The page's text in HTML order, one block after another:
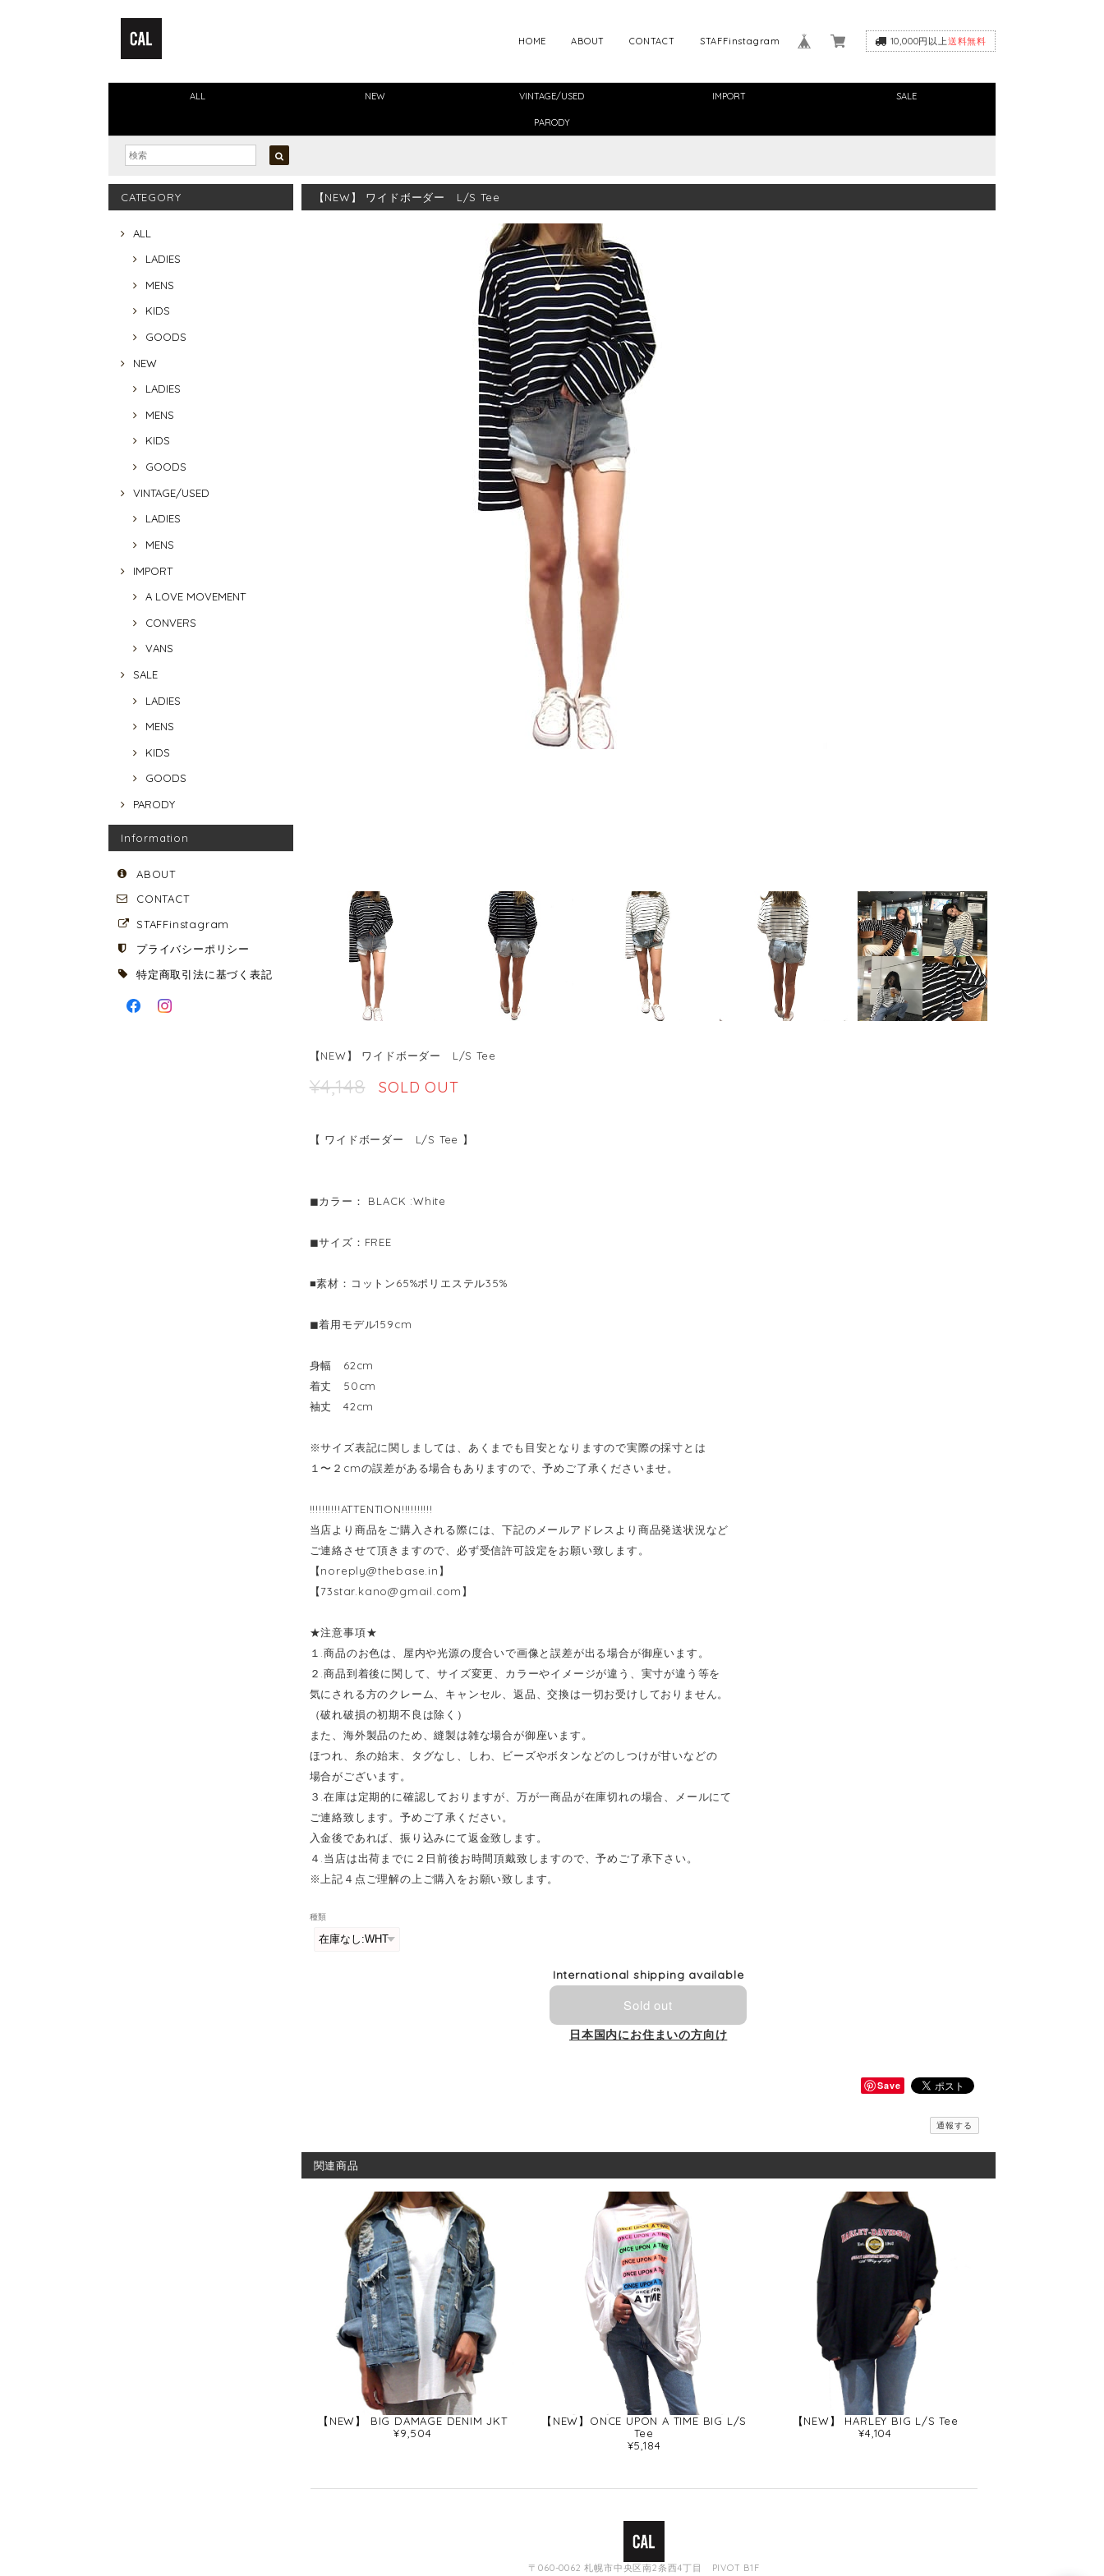
10,000円以上送料無料
STAFFinstagram
CONTACT
ABOUT
HOME
ALL NEW VINTAGE/USED IMPORT SALE
PARODY
CATEGORY
ALL
LADIES
MENS
KIDS
GOODS
NEW
LADIES
MENS
KIDS
GOODS
VINTAGE/USED
LADIES
MENS
IMPORT
A LOVE MOVEMENT
CONVERS
VANS
SALE
LADIES
MENS
KIDS
GOODS
PARODY
Information
ABOUT
CONTACT
STAFFinstagram
プライバシーポリシー
特定商取引法に基づく表記
【NEW】 ワイドボーダー L/S Tee
【NEW】 ワイドボーダー L/S Tee
¥4,148 SOLD OUT
【 ワイドボーダー L/S Tee 】
◼︎カラー： BLACK :White
◼︎サイズ：FREE
■素材：コットン65%ポリエステル35%
◼︎着用モデル159cm
身幅 62cm
着丈 50cm
袖丈 42cm
※サイズ表記に関しましては、あくまでも目安となりますので実際の採寸とは
１〜２cmの誤差がある場合もありますので、予めご了承くださいませ。
!!!!!!!!!!ATTENTION!!!!!!!!!!
当店より商品をご購入される際には、下記のメールアドレスより商品発送状況など
ご連絡させて頂きますので、必ず受信許可設定をお願い致します。
【noreply@thebase.in】
【73star.kano@gmail.com】
★注意事項★
１.商品のお色は、屋内や光源の度合いで画像と誤差が出る場合が御座います。
２.商品到着後に関して、サイズ変更、カラーやイメージが違う、実寸が違う等を
気にされる方のクレーム、キャンセル、返品、交換は一切お受けしておりません。
（破れ破損の初期不良は除く）
また、海外製品のため、縫製は雑な場合が御座います。
ほつれ、糸の始末、タグなし、しわ、ビーズやボタンなどのしつけが甘いなどの
場合がございます。
３.在庫は定期的に確認しておりますが、万が一商品が在庫切れの場合、メールにて
ご連絡致します。予めご了承ください。
入金後であれば、振り込みにて返金致します。
４.当店は出荷までに２日前後お時間頂戴致しますので、予めご了承下さい。
※上記４点ご理解の上ご購入をお願い致します。
種類
International shipping available
Sold out
日本国内にお住まいの方向け
Save
通報する
関連商品
【NEW】 BIG DAMAGE DENIM JKT
¥9,504
【NEW】ONCE UPON A TIME BIG L/S
Tee
¥5,184
【NEW】 HARLEY BIG L/S Tee
¥4,104
〒060-0062 札幌市中央区南2条西4丁目 PIVOT B1F